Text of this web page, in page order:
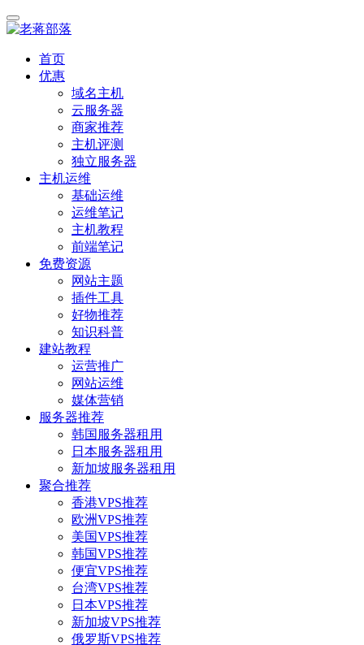
首页
优惠
域名主机
云服务器
商家推荐
主机评测
独立服务器
主机运维
基础运维
运维笔记
主机教程
前端笔记
免费资源
网站主题
插件工具
好物推荐
知识科普
建站教程
运营推广
网站运维
媒体营销
服务器推荐
韩国服务器租用
日本服务器租用
新加坡服务器租用
聚合推荐
香港VPS推荐
欧洲VPS推荐
美国VPS推荐
韩国VPS推荐
便宜VPS推荐
台湾VPS推荐
日本VPS推荐
新加坡VPS推荐
俄罗斯VPS推荐